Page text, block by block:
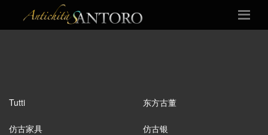
Tutti 东方古董
仿古家具 仿古银